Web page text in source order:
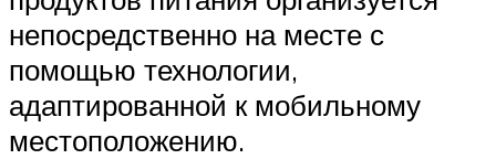
непосредственно на месте с
помощью технологии,
адаптированной к мобильному
местоположению.